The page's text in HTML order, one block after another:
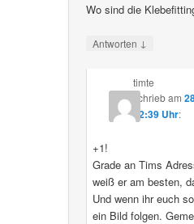
Wo sind die
Antworten ↓
timte
schriebam
12:39 Uhr:
+1!
Grade an Tims
weiß er am besten,
Und wenn ihr euch
ein Bild folgen.